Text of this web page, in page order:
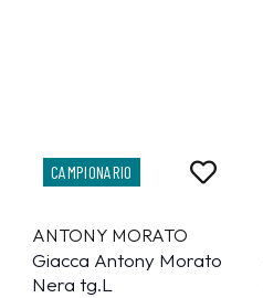
CAMPIONARIO
ANTONY MORATO
Giacca Antony Morato
Nera tg.L